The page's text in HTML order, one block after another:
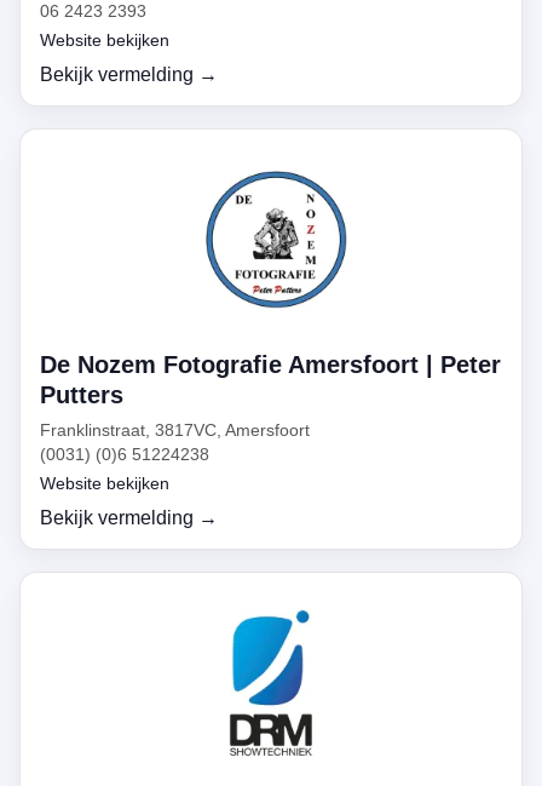
06 2423 2393
Website bekijken
Bekijk vermelding →
De Nozem Fotografie Amersfoort | Peter
Putters
Franklinstraat, 3817VC, Amersfoort
(0031) (0)6 51224238
Website bekijken
Bekijk vermelding →